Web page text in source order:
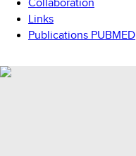
Collaboration
Links
Publications PUBMED